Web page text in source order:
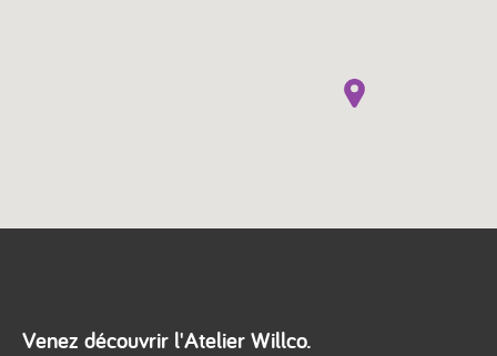
Venez découvrir l'Atelier Willco.